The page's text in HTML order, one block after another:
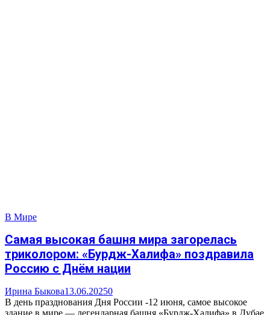
В Мире
Самая высокая башня мира загорелась
триколором: «Бурдж-Халифа» поздравила
Россию с Днём нации
Ирина Быкова13.06.20250
В день празднования Дня России -12 июня, самое высокое
здание в мире — легендарная башня «Бурдж-Халифа» в Дубае